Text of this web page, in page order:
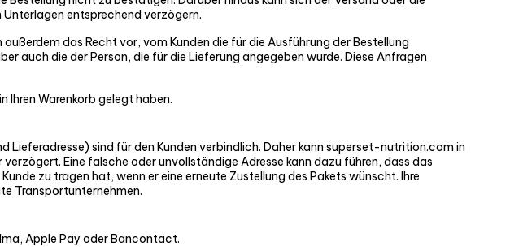
entsprechend verzögern.
das Recht vor, vom Kunden die für die Ausführung der Bestellung
auch die der Person, die für die Lieferung angegeben wurde. Diese Anfragen
Ihren Warenkorb gelegt haben.
sind für den Kunden verbindlich. Daher kann superset-nutrition.com in
Eine falsche oder unvollständige Adresse kann dazu führen, dass das
zu tragen hat, wenn er eine erneute Zustellung des Pakets wünscht. Ihre
Transportunternehmen.
Apple Pay oder Bancontact.